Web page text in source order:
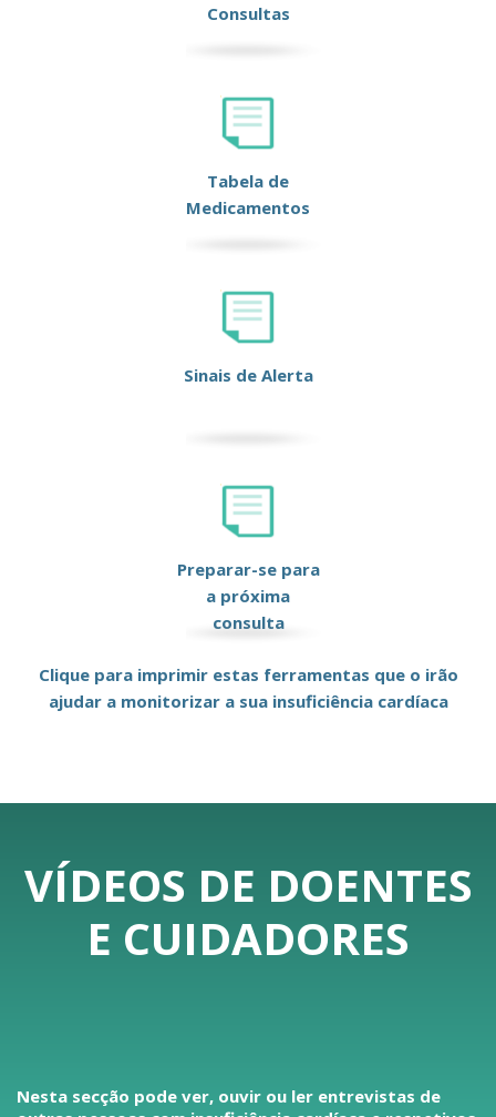
Consultas
Tabela de
Medicamentos
Sinais de Alerta
Preparar-se para
a próxima
consulta
Clique para imprimir estas ferramentas que o irão
ajudar a monitorizar a sua insuficiência cardíaca
VÍDEOS DE DOENTES
E CUIDADORES
Nesta secção pode ver, ouvir ou ler entrevistas de